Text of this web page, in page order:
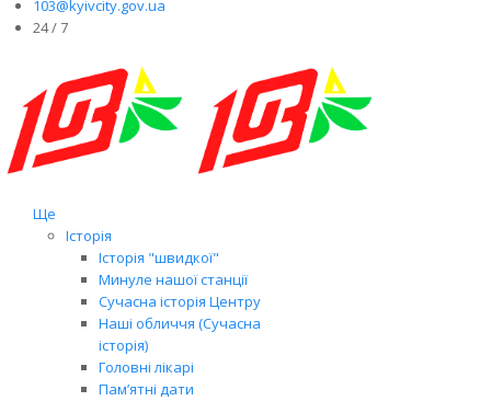
103@kyivcity.gov.ua
24 / 7
Ще
Історія
Історія "швидкої"
Минуле нашої станції
Сучасна історія Центру
Наші обличчя (Сучасна
історія)
Головні лікарі
Пам’ятні дати